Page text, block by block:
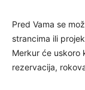
Pred Vama se
strancima ili
Merkur će uskoro
rezervacija,